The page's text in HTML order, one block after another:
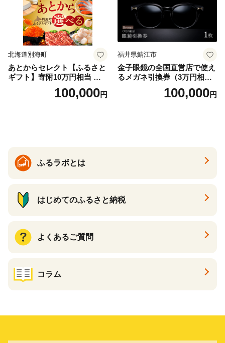
北海道別海町
あとからセレクト【ふるさと
ギフト】寄附10万円相当 あ
とから選べる！ ギフト いく
ら ほたて 海鮮 牛肉 別海町
ギフト ふるさと納税 ）
100,000円
福井県鯖江市
金子眼鏡の全国直営店で使え
るメガネ引換券（3万円相
100,000円
ふるラボとは
はじめてのふるさと納税
よくあるご質問
コラム